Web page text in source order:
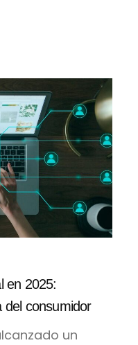
en 2025:
del consumidor
un